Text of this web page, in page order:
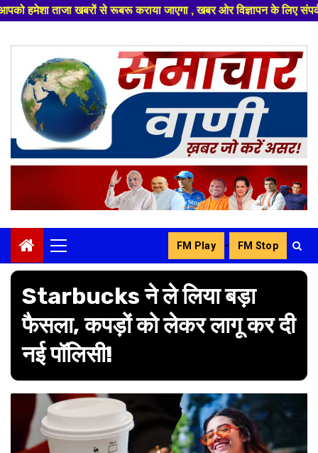
से रूबरू कराया जाएगा , खबर ओर विज्ञापन के लिए संपर्क करे +91
content
Primary
Menu
FM Play - FM Stop
Starbucks ने ले लिया बड़ा
फैसला, कपड़ों को लेकर लागू कर दी
नई पॉलिसी!